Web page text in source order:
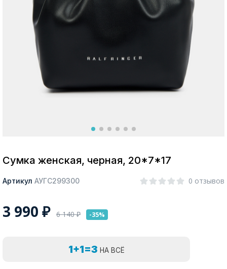
Москва
Да, все верно Изменить город
Сумка женская, черная, 20*7*17
Артикул АУГС299300 0 отзывов
3 990 ₽ 6 140₽ -35%
1+1=3 НА ВСЁ